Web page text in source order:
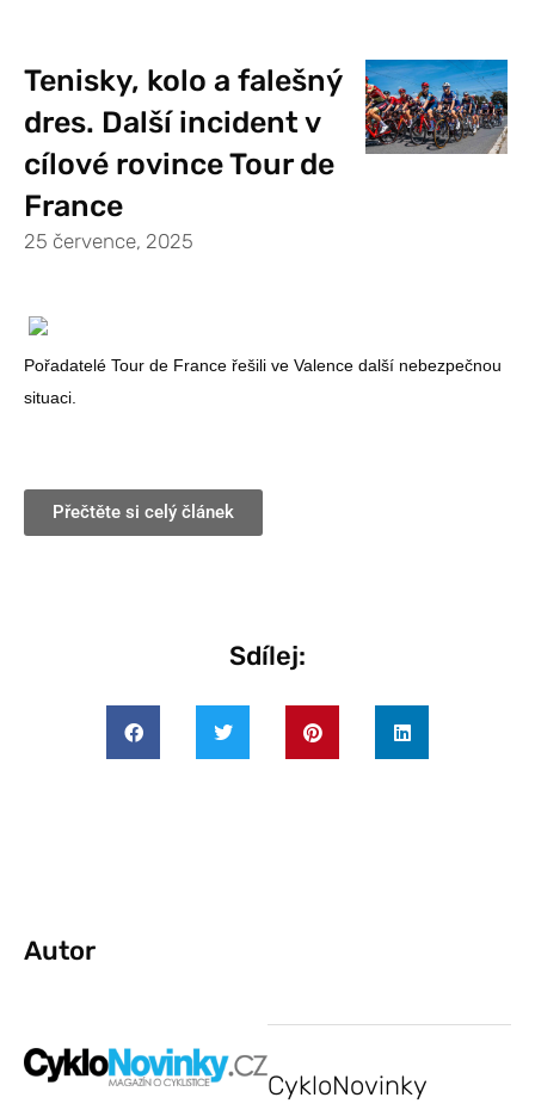
Tenisky, kolo a falešný
dres. Další incident v
cílové rovince Tour de
France
25 července, 2025
Pořadatelé Tour de France řešili ve Valence další nebezpečnou
situaci.
Přečtěte si celý článek
Sdílej:
Autor
CykloNovinky